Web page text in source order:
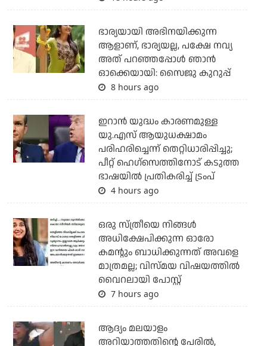
ഭാര്യയായി അഭിനയിക്കുന്ന
ആളാണ്, ഭാര്യയല്ല, പക്ഷേ നവ്യ
അത് പറഞ്ഞപ്പോള്‍ ഞാന്‍
ഓക്കെയായി: സൈജു കുറുപ്പ്
8 hours ago
ഇറാന്‍ യുദ്ധം കാരണമുള്ള
യു.എസ് ആയുധക്ഷാമം
പരിഹരിച്ചെന്ന് തെറ്റിധാരിപ്പിച്ചു;
പീറ്റ് ഹെഗ്‌സെത്തിനോട് കടുത്ത
ഭാഷയില്‍ പ്രതികരിച്ച് ട്രംപ്
4 hours ago
ഒരു സ്ത്രീയെ നിങ്ങള്‍
അധിക്ഷേപിക്കുന്ന ഓരോ
കമന്റും ബാധിക്കുന്നത് അവളെ
മാത്രമല്ല; വിസ്മയ വിഷയത്തില്‍
വൈറലായി പോസ്റ്റ്
7 hours ago
ആദ്യം മലയാളം
അറിയാത്തതിന്റെ പേരില്‍,